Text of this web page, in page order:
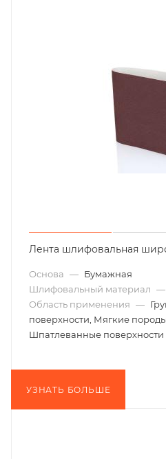
Лента шлифовальная
Основа — Бумажная
Шлифовальный материал —
Область применения —
поверхности, Мягкие
Шпатлеванные поверхности
УЗНАТЬ БОЛЬШЕ